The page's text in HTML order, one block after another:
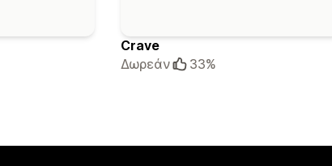
Crave
Δωρεάν
33%